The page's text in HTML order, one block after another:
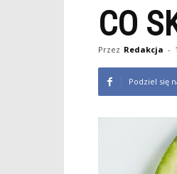
CO
Przez Redakcja -
Podziel się